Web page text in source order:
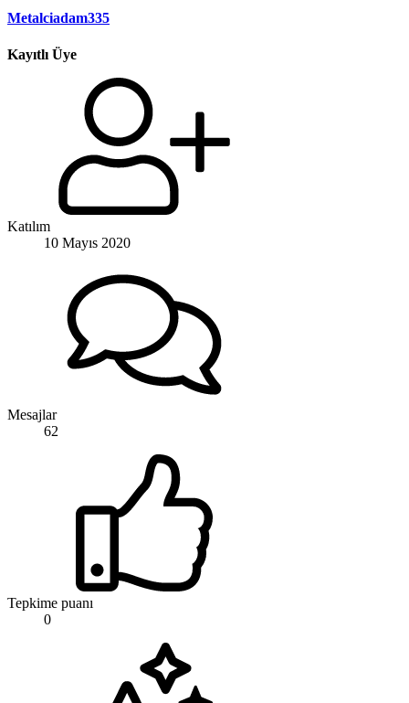
Metalciadam335
Kayıtlı Üye
Katılım
10 Mayıs 2020
Mesajlar
62
Tepkime puanı
0